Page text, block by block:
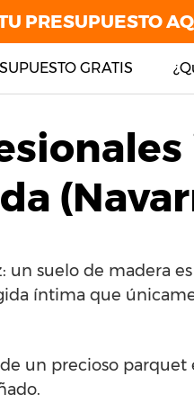
GRATIS
suelo de madera
íntima que
un precioso
PRESUPUESTO